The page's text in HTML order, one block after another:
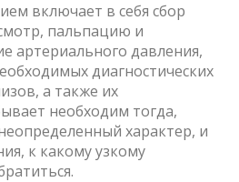
включает в себя сбор
пальпацию и
артериального давления,
диагностических
а также их
необходим тогда,
характер, и
к какому узкому